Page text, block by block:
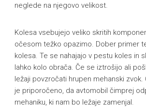
neglede na njegovo velikost.
Kolesa vsebujejo veliko skritih
očesom težko opazimo. Dober primer
kolesa. Te se nahajajo v pestu koles in
lahko kolo obrača. Če se iztrošijo ali
ležaji povzročati hrupen mehanski zvok.
je priporočeno, da avtomobil čimprej
mehaniku, ki nam bo ležaje zamenjal.